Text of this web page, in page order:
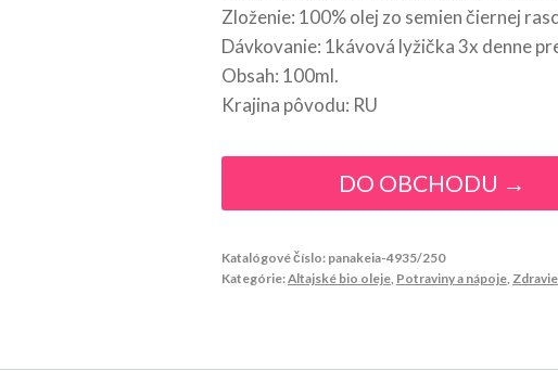
Zloženie: 100% olej zo semien čiernej
Dávkovanie: 1kávová lyžička 3x denne
Obsah: 100ml.
Krajina pôvodu: RU
DO OBCHODU →
Katalógové číslo: panakeia-4935/250
Kategórie:Altajské bio oleje, Potraviny a nápoje, Zdravie